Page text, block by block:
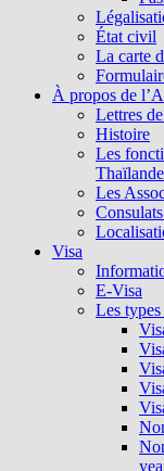
État civil
La carte
À propos de
Lettres
Histoire
Les
Les
Visa
E-Visa
Les types